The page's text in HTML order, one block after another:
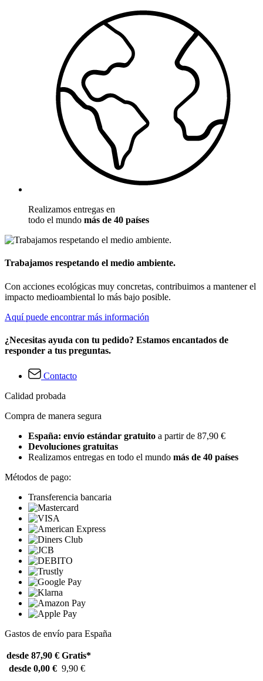
Realizamos entregas en
todo el mundo más de 40 países
Trabajamos respetando el medio ambiente.
Con acciones ecológicas muy concretas, contribuimos a mantener el
impacto medioambiental lo más bajo posible.
Aquí puede encontrar más información
¿Necesitas ayuda con tu pedido? Estamos encantados de
responder a tus preguntas.
Contacto
Calidad probada
Compra de manera segura
España: envío estándar gratuito a partir de 87,90 €
Devoluciones gratuitas
Realizamos entregas en todo el mundo más de 40 países
Métodos de pago:
Transferencia bancaria
Gastos de envío para España
desde 87,90 € Gratis*
desde 0,00 € 9,90 €